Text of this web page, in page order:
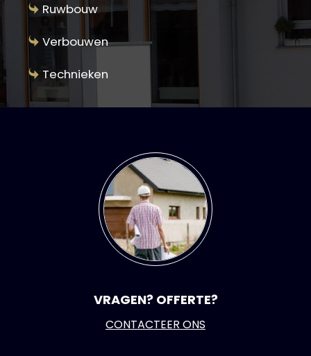
Ruwbouw
Verbouwen
Technieken
VRAGEN? OFFERTE?
CONTACTEER ONS